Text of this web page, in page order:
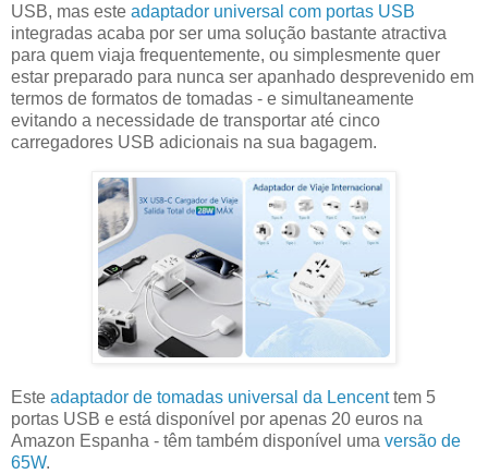
USB, mas este adaptador universal com portas USB
integradas acaba por ser uma solução bastante atractiva
para quem viaja frequentemente, ou simplesmente quer
estar preparado para nunca ser apanhado desprevenido em
termos de formatos de tomadas - e simultaneamente
evitando a necessidade de transportar até cinco
carregadores USB adicionais na sua bagagem.
Este adaptador de tomadas universal da Lencenttem 5
portas USB e está disponível por apenas 20 euros na
Amazon Espanha - têm também disponível uma versão de
65W.